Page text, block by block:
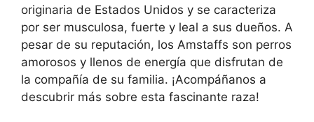
originaria de Estados Unidos y se caracteriza
por ser musculosa, fuerte y leal a sus dueños. A
pesar de su reputación, los Amstaffs son perros
amorosos y llenos de energía que disfrutan de
la compañía de su familia. ¡Acompáñanos a
descubrir más sobre esta fascinante raza!